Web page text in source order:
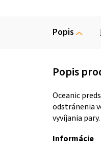
Popis
Oceanic
odstránenia
vyvíjania pary.
Informácie